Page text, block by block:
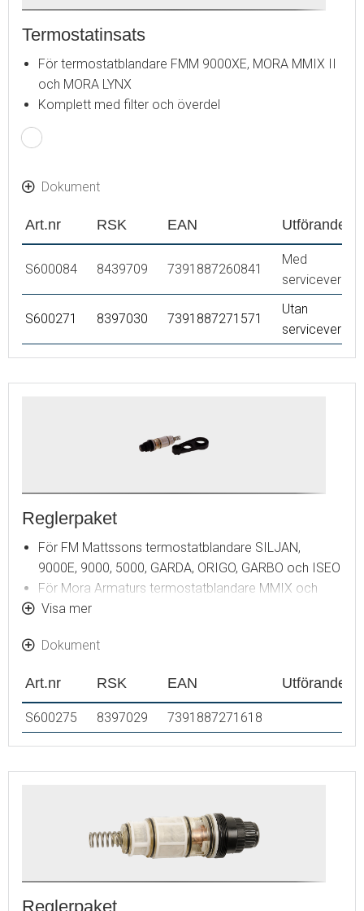
Termostatinsats
För termostatblandare FMM 9000XE, MORA MMIX II
och MORA LYNX
Komplett med filter och överdel
Dokument
Art.nr RSK EAN Utförande
S600084 8439709 7391887260841
Med
S600271 8397030 7391887271571
Utan
Reglerpaket
För FM Mattssons termostatblandare SILJAN,
9000E, 9000, 5000, GARDA, ORIGO, GARBO och ISEO
För Mora Armaturs termostatblandare MMIX och
ONE
Visa mer
Dokument
Art.nr RSK EAN Utförande
S600275 8397029 7391887271618
Reglerpaket